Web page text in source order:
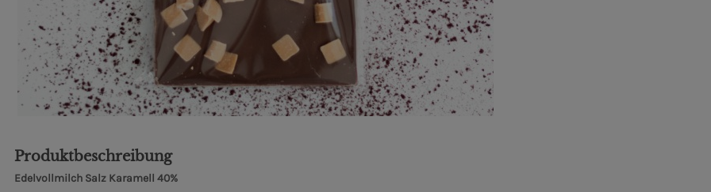
Produktbeschreibung
Edelvollmilch Salz Karamell 40%